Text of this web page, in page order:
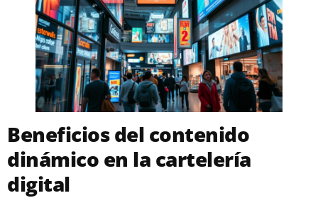
Beneficios del contenido
dinámico en la cartelería
digital